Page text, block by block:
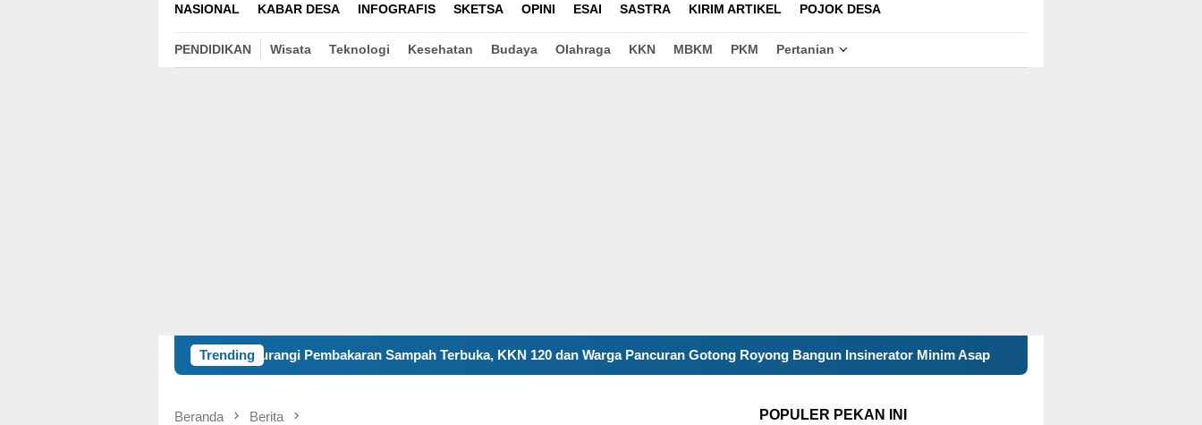
NASIONAL KABAR DESA INFOGRAFIS SKETSA OPINI ESAI SASTRA KIRIM ARTIKEL POJOK DESA
PENDIDIKAN Wisata Teknologi Kesehatan Budaya Olahraga KKN MBKM PKM Pertanian
Trending
Kurangi Pembakaran Sampah Terbuka, KKN 120 dan Warga Pancuran Gotong Royong Bangun Insinerator Minim Asap Mahasiswa KKN 29 UINSA Perbarui Website Desa
Beranda Berita POPULER PEKAN INI